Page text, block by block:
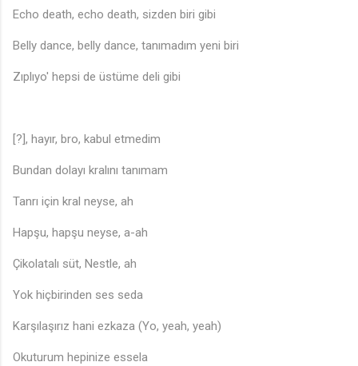
Echo death, echo death, sizden biri gibi
Belly dance, belly dance, tanımadım yeni biri
Zıplıyo' hepsi de üstüme deli gibi
[?], hayır, bro, kabul etmedim
Bundan dolayı kralını tanımam
Tanrı için kral neyse, ah
Hapşu, hapşu neyse, a-ah
Çikolatalı süt, Nestle, ah
Yok hiçbirinden ses seda
Karşılaşırız hani ezkaza (Yo, yeah, yeah)
Okuturum hepinize essela